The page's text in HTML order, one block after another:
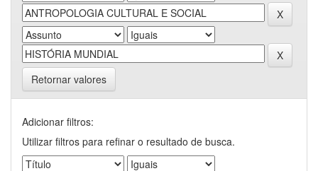
Retornar valores
Adicionar filtros:
Utilizar filtros para refinar o resultado de busca.